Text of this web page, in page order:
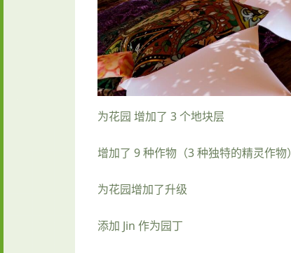
为花园 增加了 3 个地块层
增加了 9 种作物（3 种独特的精灵作物）
为花园增加了升级
添加 Jin 作为园丁